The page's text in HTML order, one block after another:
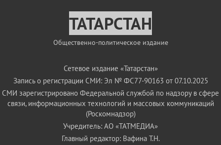
ТАТАРСТАН
Общественно-политическое издание
Сетевое издание «Татарстан»
Запись о регистрации СМИ: Эл № ФС77-90163 от 07.10.2025
СМИ зарегистрировано Федеральной службой по надзору в сфере
связи, информационных технологий и массовых коммуникаций
(Роскомнадзор)
Учредитель: АО «ТАТМЕДИА»
Главный редактор: Вафина Т.Н.